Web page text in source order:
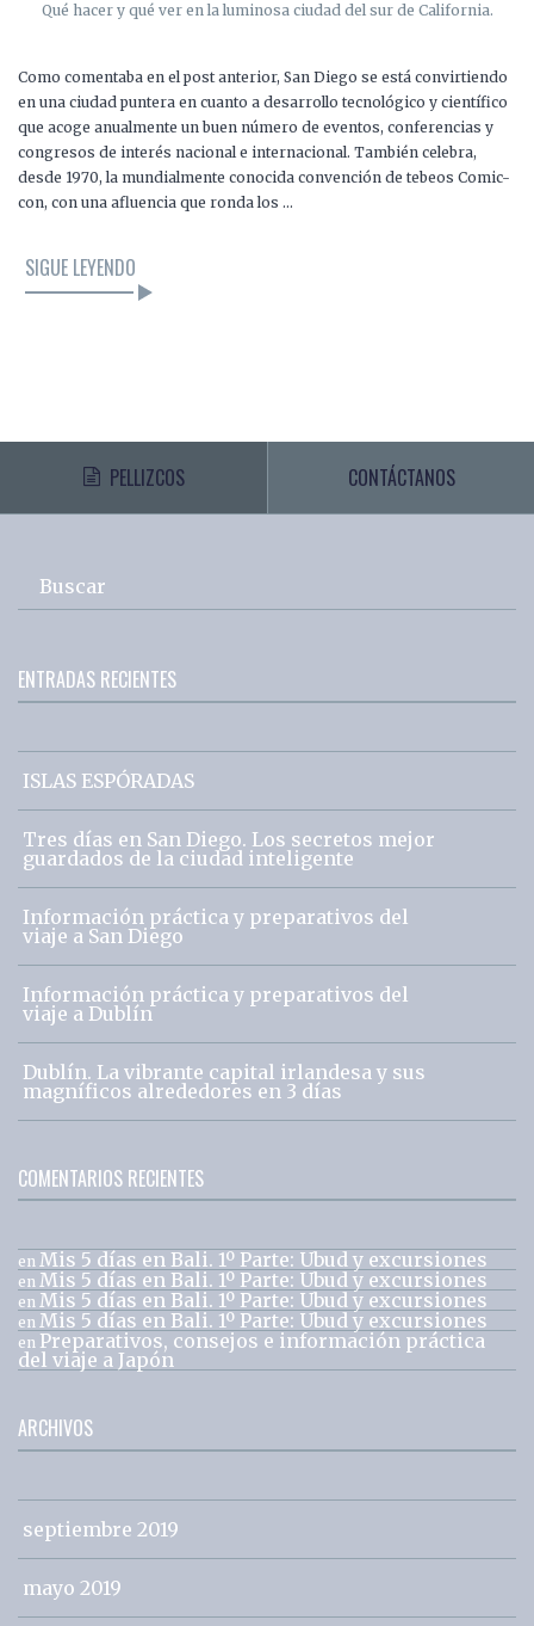
Qué hacer y qué ver en la luminosa ciudad del sur de California.
Como comentaba en el post anterior, San Diego se está convirtiendo
en una ciudad puntera en cuanto a desarrollo tecnológico y científico
que acoge anualmente un buen número de eventos, conferencias y
congresos de interés nacional e internacional. También celebra,
desde 1970, la mundialmente conocida convención de tebeos Comic-
con, con una afluencia que ronda los …
SIGUE LEYENDO
PELLIZCOS CONTÁCTANOS
Buscar
ENTRADAS RECIENTES
ISLAS ESPÓRADAS
Tres días en San Diego. Los secretos mejor
guardados de la ciudad inteligente
Información práctica y preparativos del
viaje a San Diego
Información práctica y preparativos del
viaje a Dublín
Dublín. La vibrante capital irlandesa y sus
magníficos alrededores en 3 días
COMENTARIOS RECIENTES
en Mis 5 días en Bali. 1º Parte: Ubud y excursiones
en Mis 5 días en Bali. 1º Parte: Ubud y excursiones
en Mis 5 días en Bali. 1º Parte: Ubud y excursiones
en Mis 5 días en Bali. 1º Parte: Ubud y excursiones
en Preparativos, consejos e información práctica
del viaje a Japón
ARCHIVOS
septiembre 2019
mayo 2019